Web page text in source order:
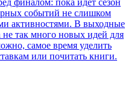
финалом: пока идет сезон
событий не слишком
активностями. В выходные
так много новых идей для
самое время уделить
или почитать книги.